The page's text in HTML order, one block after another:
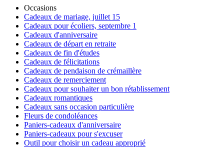
Occasions
Cadeaux de mariage, juillet 15
Cadeaux pour écoliers, septembre 1
Cadeaux d'anniversaire
Cadeaux de départ en retraite
Cadeaux de fin d'études
Cadeaux de félicitations
Cadeaux de pendaison de crémaillère
Cadeaux de remerciement
Cadeaux pour souhaiter un bon rétablissement
Cadeaux romantiques
Cadeaux sans occasion particulière
Fleurs de condoléances
Paniers-cadeaux d'anniversaire
Paniers-cadeaux pour s'excuser
Outil pour choisir un cadeau approprié